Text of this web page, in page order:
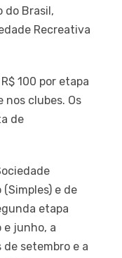
do Brasil,
Recreativa
100 por etapa
clubes. Os
de
e de
etapa
e junho, a
setembro e a